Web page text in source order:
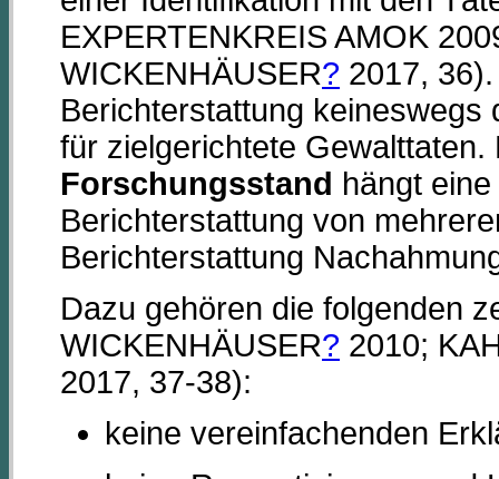
EXPERTENKREIS AMOK
WICKENHÄUSER? 2017,
Berichterstattung
für zielgerichtete
Forschungsstand hängt
Berichterstattung von
Berichterstattung
Dazu gehören die folgenden
WICKENHÄUSER? 2010;
2017, 37-38):
keine vereinfachenden